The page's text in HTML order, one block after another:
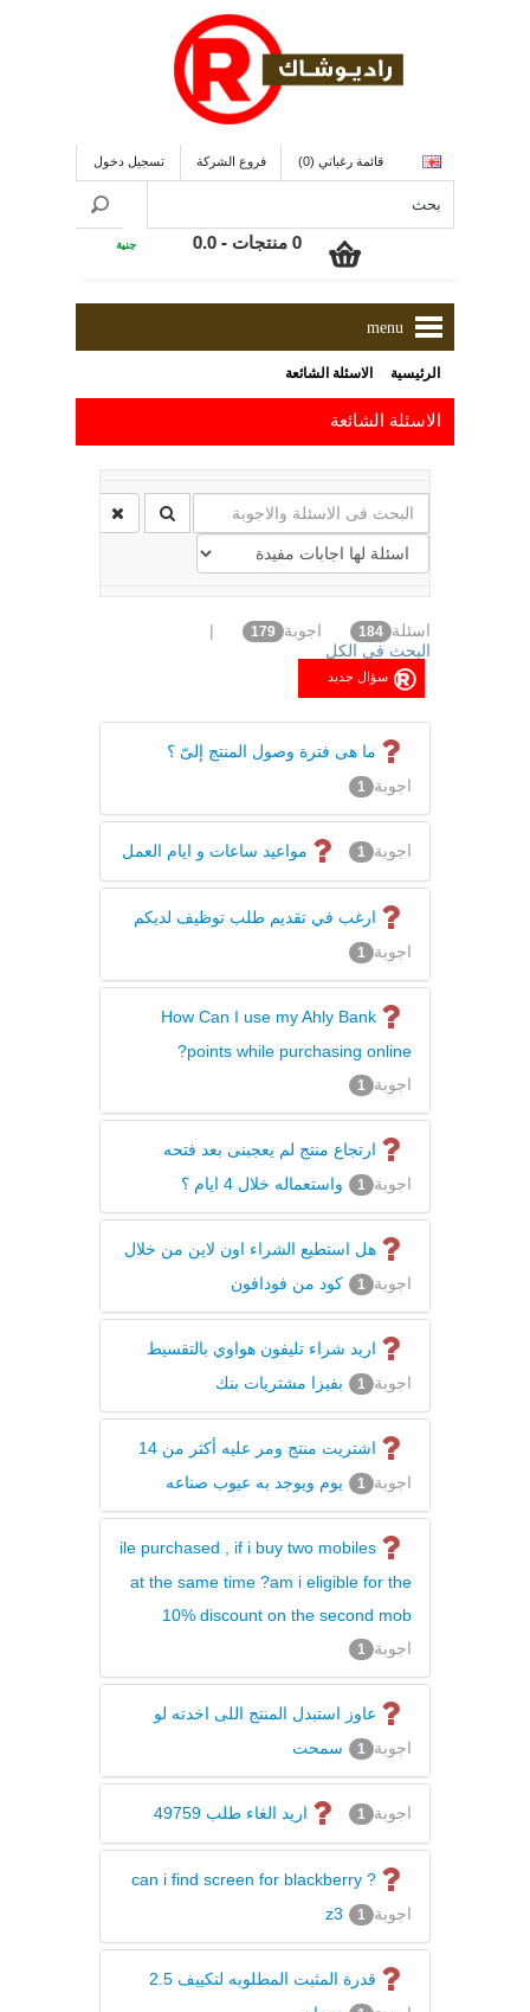
قائمة رغباتي (0) فروع الشركة تسجيل دخول
0 منتجات - 0.0 جنية
menu
الرئيسية الاسئلة الشائعة
الاسئلة الشائعة
اسئلة 184 اجوبة 179
|
البحث فى الكل
ما هى فترة وصول المنتج إلىّ ؟
اجوبة 1
مواعيد ساعات و ايام العمل اجوبة 1
ارغب في تقديم طلب توظيف لديكم
اجوبة 1
How Can I use my Ahly Bank
points while purchasing online?
اجوبة 1
ارتجاع منتج لم يعجبنى بعد فتحه
واستعماله خلال 4 ايام ؟
اجوبة 1
هل استطيع الشراء اون لاين من خلال
كود من فودافون
اجوبة 1
اريد شراء تليفون هواوي بالتقسيط
بفيزا مشتريات بنك
اجوبة 1
اشتريت منتج ومر عليه أكثر من 14
يوم ويوجد به عيوب صناعه
اجوبة 1
ile purchased , if i buy two mobiles
at the same time ?am i eligible for the
10% discount on the second mob
اجوبة 1
عاوز استبدل المنتج اللى اخدته لو
سمحت
اجوبة 1
اريد الغاء طلب 49759 اجوبة 1
? can i find screen for blackberry
z3
اجوبة 1
قدرة المثبت المطلوبه لتكييف 2.5